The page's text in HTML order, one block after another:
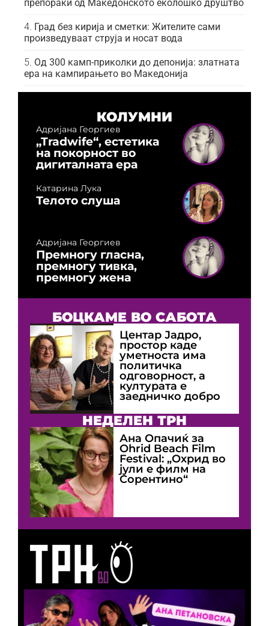
препораки од Македонското еколошко друштво
Град без кирија и сметки: Жителите сами
произведуваат струја и носат вода
Од 300 камп-приколки до депонија: златната
ера на кампирањето во Македонија
КОЛУМНИ
Адријана Георгиев
„Tradwife“, естетика
на покорност во
дигиталната ера
Катарина Лука
Телото слуша
Адријана Георгиев
Премногу гласна,
премногу тивка,
премногу жена
БОЦКАМЕ ВО САБОТА
Центар Јадро,
простор каде
уметноста има
политичка
одговорност, а
културата е
заедничко добро
НЕДЕЛЕН ТРН
Ана Опачиќ за
Оhrid Beach Film
Festival: „Охрид во
јули е филм на
Сорентино“